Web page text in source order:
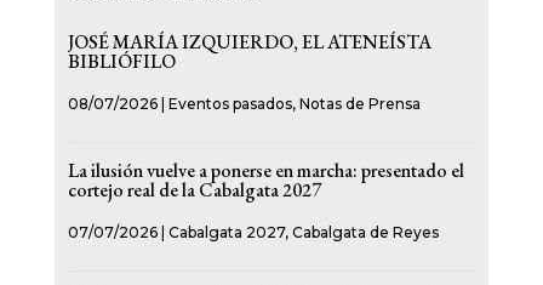
JOSÉ MARÍA IZQUIERDO, EL ATENEÍSTA
BIBLIÓFILO
08/07/2026| Eventos pasados, Notas de Prensa
La ilusión vuelve a ponerse en marcha: presentado el
cortejo real de la Cabalgata 2027
07/07/2026| Cabalgata 2027, Cabalgata de Reyes